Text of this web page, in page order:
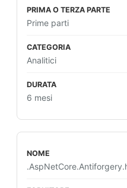
Prime parti
Analitici
6 mesi